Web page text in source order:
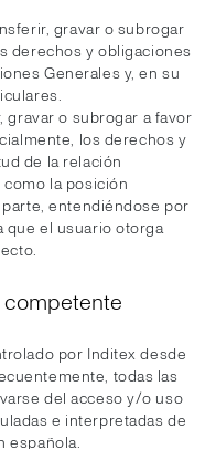
gravar o subrogar
derechos y obligaciones
Generales y, en su
gravar o subrogar a favor
los derechos y
de la relación
la posición
entendiéndose por
que el usuario otorga
por Inditex desde
todas las
del acceso y/o uso
e interpretadas de
española.